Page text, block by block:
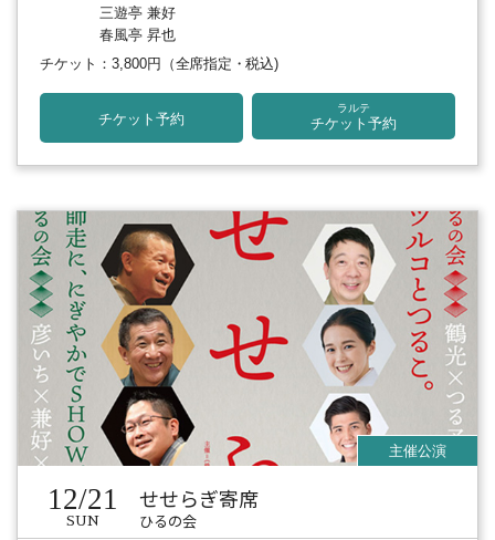
三遊亭 兼好
春風亭 昇也
チケット：3,800円 （全席指定・税込)
チケット予約
ラルテ
チケット予約
12/21
SUN
せせらぎ寄席
ひるの会